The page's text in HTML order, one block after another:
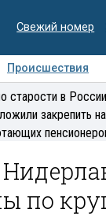
Свежий номер
Происшествия
старости в
закрепить
по